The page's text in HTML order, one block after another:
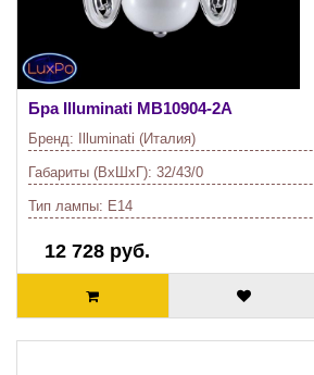
Бра Illuminati MB10904-2A
Бренд: Illuminati (Италия)
Габариты (ВхШхГ): 32/43/0
Тип лампы: E14
12 728 руб.